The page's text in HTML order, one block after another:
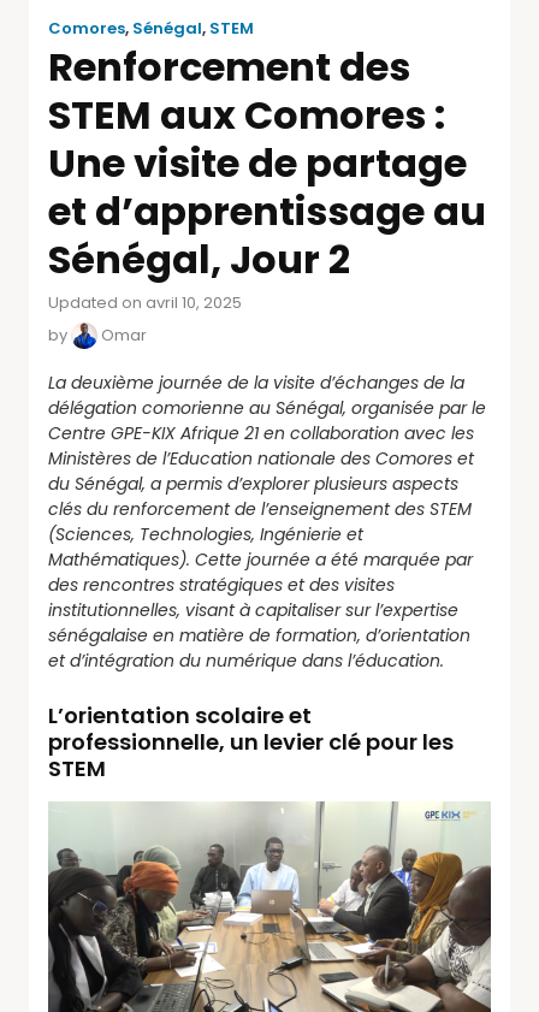
Comores, Sénégal, STEM
Renforcement des
STEM aux Comores :
Une visite de partage
et d’apprentissage au
Sénégal, Jour 2
Updated on avril 10, 2025
by
Omar
La deuxième journée de la visite d’échanges de la
délégation comorienne au Sénégal, organisée par le
Centre GPE-KIX Afrique 21 en collaboration avec les
Ministères de l’Education nationale des Comores et
du Sénégal, a permis d’explorer plusieurs aspects
clés du renforcement de l’enseignement des STEM
(Sciences, Technologies, Ingénierie et
Mathématiques). Cette journée a été marquée par
des rencontres stratégiques et des visites
institutionnelles, visant à capitaliser sur l’expertise
sénégalaise en matière de formation, d’orientation
et d’intégration du numérique dans l’éducation.
L’orientation scolaire et
professionnelle, un levier clé pour les
STEM